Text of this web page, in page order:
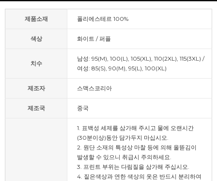
제품소재 폴리에스테르 100%
색상 화이트 / 퍼플
치수
남성: 95(M), 100(L), 105(XL), 110(2XL), 115(3XL) /
여성: 85(S), 90(M), 95(L), 100(XL)
제조자 스맥스코리아
제조국 중국
1. 표백성 세제를 삼가해 주시고 물에 오랜시간
(30분이상)동안 담가두지 마십시오.
2. 원단 소재의 특성상 마찰 등에 의해 올뜯김이
발생할 수 있으니 취급시 주의하세요.
3. 프린트 부위는 다림질을 삼가해 주십시오.
4. 짙은색상과 연한 색상의 옷은 반드시 분리하여